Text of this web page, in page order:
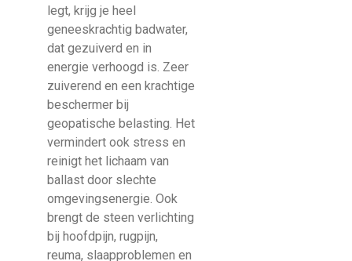
legt, krijg je heel
geneeskrachtig badwater,
dat gezuiverd en in
energie verhoogd is. Zeer
zuiverend en een krachtige
beschermer bij
geopatische belasting. Het
vermindert ook stress en
reinigt het lichaam van
ballast door slechte
omgevingsenergie. Ook
brengt de steen verlichting
bij hoofdpijn, rugpijn,
reuma, slaapproblemen en